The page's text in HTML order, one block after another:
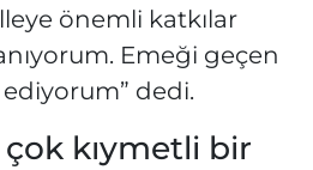
önemli katkılar
Emeği geçen
dedi.
kıymetli bir